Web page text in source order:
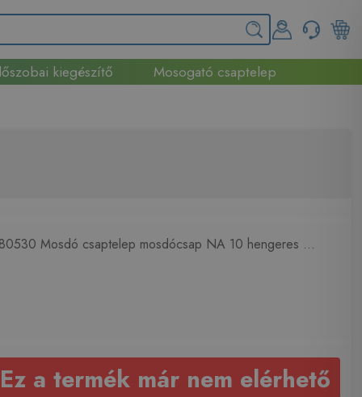
kiegészítő
Mosogató csaptelep
Mosdó csaptelep mosdócsap NA 10 hengeres ...
Ez a termék már nem elérhető